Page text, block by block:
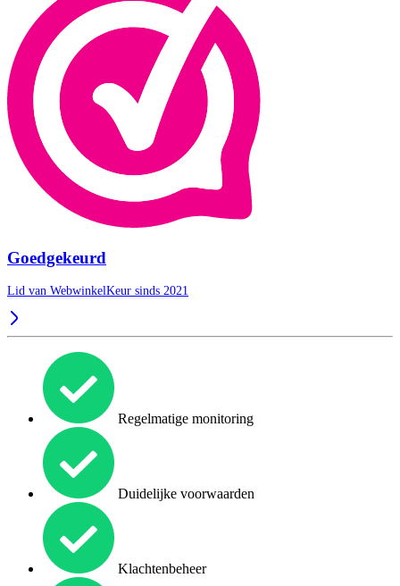
Goedgekeurd
Lid van WebwinkelKeur sinds 2021
Regelmatige monitoring
Duidelijke voorwaarden
Klachtenbeheer